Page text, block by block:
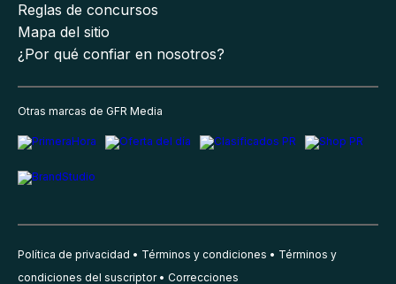
Reglas de concursos
Mapa del sitio
¿Por qué confiar en nosotros?
Otras marcas de GFR Media
Política de privacidad Términos y condiciones
Términos y
condiciones del suscriptor
Correcciones